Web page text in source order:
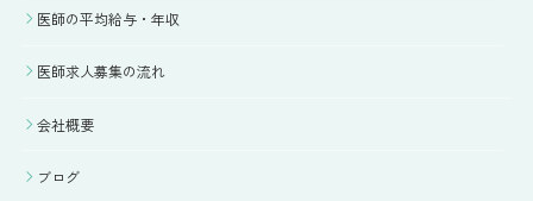
医師の平均給与・年収
医師求人募集の流れ
会社概要
ブログ